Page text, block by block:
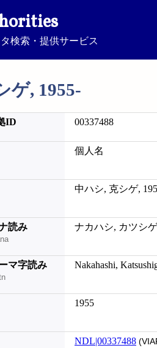
検索・提供サービス
ゲ, 1955-
ID 00337488
個人名
中ハシ, 克シゲ,
読み ナカハシ, カツシ
マ字読み Nakahashi,
1955
NDL|00337488